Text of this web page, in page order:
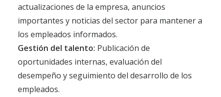
actualizaciones de la empresa, anuncios
importantes y noticias del sector para mantener a
los empleados informados.
Gestión del talento: Publicación de
oportunidades internas, evaluación del
desempeño y seguimiento del desarrollo de los
empleados.